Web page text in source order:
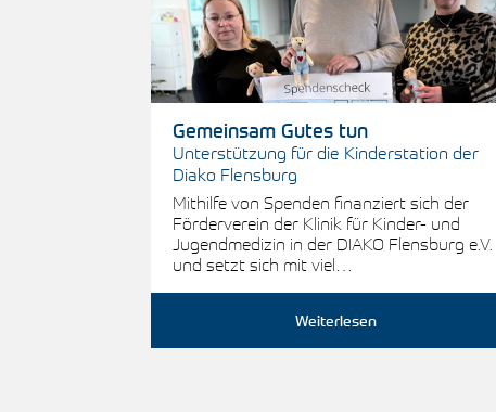
Gemeinsam Gutes tun
Unterstützung für die Kinderstation der
Diako Flensburg
Mithilfe von Spenden finanziert sich der
Förderverein der Klinik für Kinder- und
Jugendmedizin in der DIAKO Flensburg e.V.
und setzt sich mit viel…
Weiterlesen